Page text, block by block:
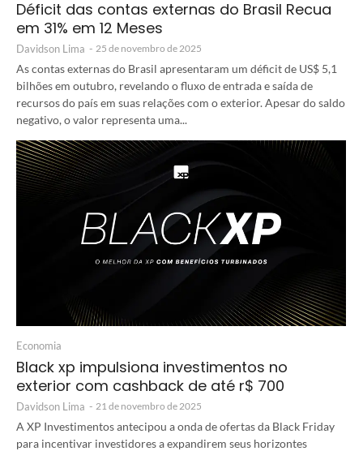
Déficit das contas externas do Brasil Recua
em 31% em 12 Meses
Davidson Lima - 25 de novembro de 2025
As contas externas do Brasil apresentaram um déficit de US$ 5,1
bilhões em outubro, revelando o fluxo de entrada e saída de
recursos do país em suas relações com o exterior. Apesar do saldo
negativo, o valor representa uma...
Economia
Black xp impulsiona investimentos no
exterior com cashback de até r$ 700
Davidson Lima - 21 de novembro de 2025
A XP Investimentos antecipou a onda de ofertas da Black Friday
para incentivar investidores a expandirem seus horizontes